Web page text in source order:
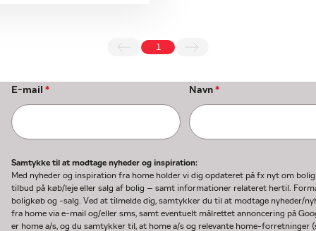
1
E-mail * Navn *
Samtykke til at modtage nyheder og inspiration:
Med nyheder og inspiration fra home holder vi dig opdateret på fx nyt om
tilbud på køb/leje eller salg af bolig – samt informationer relateret hertil.
boligkøb og -salg. Ved at tilmelde dig, samtykker du til at modtage nyheder/
fra home via e-mail og/eller sms, samt eventuelt målrettet annoncering på
er home a/s, og du samtykker til, at home a/s og relevante home-forretninger